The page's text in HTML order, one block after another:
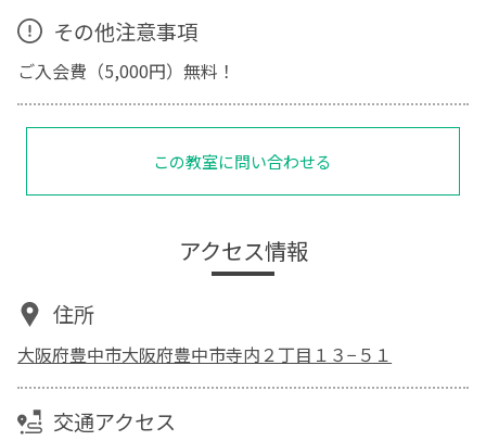
その他注意事項
ご入会費（5,000円）無料！
この教室に問い合わせる
アクセス情報
住所
大阪府豊中市大阪府豊中市寺内２丁目１３−５１
交通アクセス